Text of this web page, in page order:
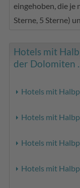
eingehoben, die je
Sterne, 5 Sterne)
Hotels mit
der Dolomiten
Hotels mit
Hotels mit
Hotels mit
Hotels mit